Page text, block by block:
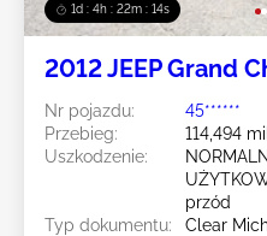
1d : 4h : 22m : 12s
2012 JEEP Grand
Nr pojazdu:
45******
Przebieg:
114,494
Uszkodzenie:
przód
Typ dokumentu:
Clear